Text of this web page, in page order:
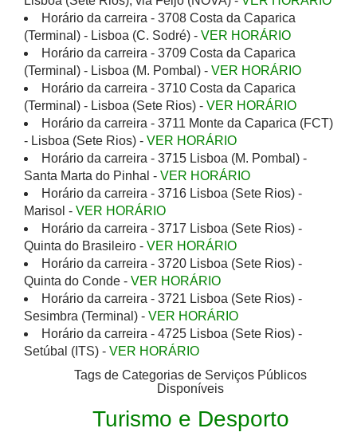
Horário da carreira - 3708 Costa da Caparica
(Terminal) - Lisboa (C. Sodré) - VER HORÁRIO
Horário da carreira - 3709 Costa da Caparica
(Terminal) - Lisboa (M. Pombal) - VER HORÁRIO
Horário da carreira - 3710 Costa da Caparica
(Terminal) - Lisboa (Sete Rios) - VER HORÁRIO
Horário da carreira - 3711 Monte da Caparica (FCT)
- Lisboa (Sete Rios) - VER HORÁRIO
Horário da carreira - 3715 Lisboa (M. Pombal) -
Santa Marta do Pinhal - VER HORÁRIO
Horário da carreira - 3716 Lisboa (Sete Rios) -
Marisol - VER HORÁRIO
Horário da carreira - 3717 Lisboa (Sete Rios) -
Quinta do Brasileiro - VER HORÁRIO
Horário da carreira - 3720 Lisboa (Sete Rios) -
Quinta do Conde - VER HORÁRIO
Horário da carreira - 3721 Lisboa (Sete Rios) -
Sesimbra (Terminal) - VER HORÁRIO
Horário da carreira - 4725 Lisboa (Sete Rios) -
Setúbal (ITS) - VER HORÁRIO
Tags de Categorias de Serviços Públicos
Disponíveis
Turismo e Desporto